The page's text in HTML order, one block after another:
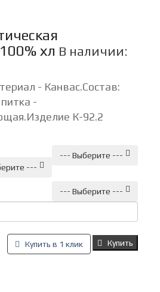
хл В наличии:
- Канвас.Состав:
-
К-92.2
--- Выберите ---
---
--- Выберите ---
Купить в 1 клик Купить